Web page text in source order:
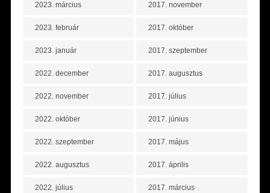
2023. március
2023. február
2023. január
2022. december
2022. november
2022. október
2022. szeptember
2022. augusztus
2022. július
2017. november
2017. október
2017. szeptember
2017. augusztus
2017. július
2017. június
2017. május
2017. április
2017. március